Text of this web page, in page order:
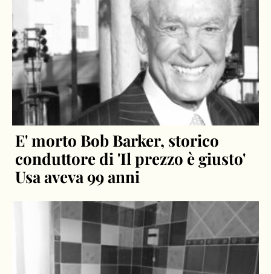
E' morto Bob Barker, storico
conduttore di 'Il prezzo è giusto'
Usa aveva 99 anni